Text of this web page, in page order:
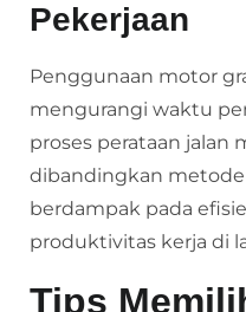
Pekerjaan
Penggunaan motor
mengurangi waktu
proses perataan jalan
dibandingkan
berdampak pada
produktivitas kerja di
Tips